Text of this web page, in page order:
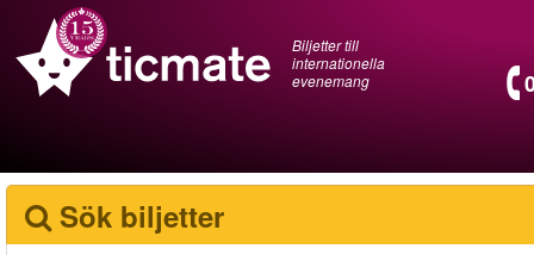
Biljetter till
internationella
evenemang
Sök biljetter